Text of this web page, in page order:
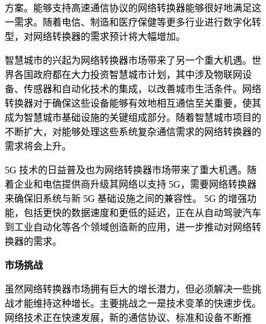
方案。能够支持高速通信协议的网络转换器能够很好地满足这
一需求。随着电信、制造和医疗保健等更多行业进行数字化转
型，对网络转换器的需求预计将大幅增加。
智慧城市的兴起为网络转换器市场带来了另一个重大机遇。世
界各国政府都在大力投资智慧城市计划，其中涉及物联网设
备、传感器和自动化技术的集成，以改善城市生活条件。网络
转换器对于确保这些设备能够有效地相互通信至关重要，使其
成为智慧城市基础设施的关键组成部分。随着智慧城市项目的
不断扩大，对能够处理这些系统复杂通信需求的网络转换器的
需求将会上升。
5G 技术的日益普及也为网络转换器市场带来了重大机遇。随
着企业和电信提供商升级其网络以支持 5G，需要网络转换器
来确保旧系统与新 5G 基础设施之间的兼容性。 5G 的增强功
能，包括更快的数据速度和更低的延迟，正在从自动驾驶汽车
到工业自动化等各个领域创造新的应用，进一步推动对网络转
换器的需求。
市场挑战
虽然网络转换器市场拥有巨大的增长潜力，但必须解决一些挑
战才能维持这种增长。主要挑战之一是技术变革的快速步伐。
网络技术正在快速发展，新的通信协议、标准和设备不断推